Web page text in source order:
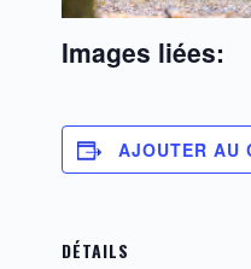
Images liées:
AJOUTER AU
DÉTAILS